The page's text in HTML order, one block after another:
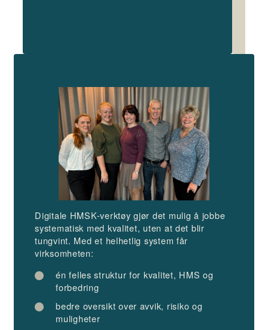
Digitale HMSK-verktøy gjør det mulig å jobbe
systematisk med kvalitet, uten at det blir
tungvint. Med et helhetlig system får
virksomheten:
én felles struktur for kvalitet, HMS og
forbedring
bedre oversikt over avvik, risiko og
muligheter